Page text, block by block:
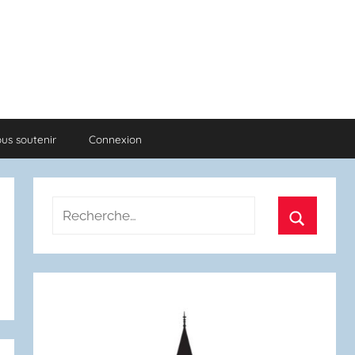
soutenir Connexion
Recherche
: